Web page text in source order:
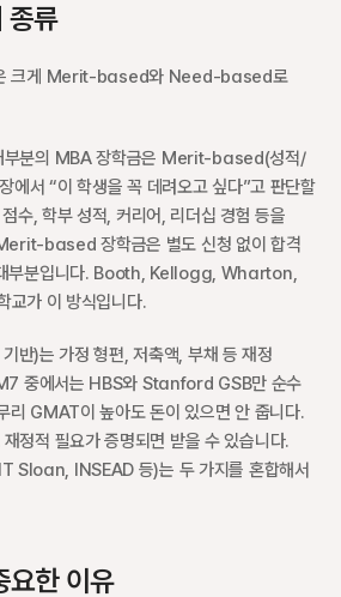
종류
크게 Merit-based와 Need-based로
부분의 MBA 장학금은 Merit-based(성적/
에서 “이 학생을 꼭 데려오고 싶다”고 판단할
수, 학부 성적, 커리어, 리더십 경험 등을
based 장학금은 별도 신청 없이 합격
부분입니다. Booth, Kellogg, Wharton,
가 이 방식입니다.
)는 가정 형편, 저축액, 부채 등 재정
중에서는 HBS와 Stanford GSB만 순수
GMAT이 높아도 돈이 있으면 안 줍니다.
정적 필요가 증명되면 받을 수 있습니다.
Sloan, INSEAD 등)는 두 가지를 혼합해서
한 이유